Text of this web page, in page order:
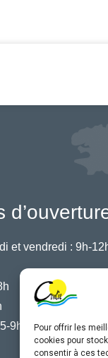
Pour offrir les
cookies pour
consentir à ces
et vendredi : 9h-
9h45